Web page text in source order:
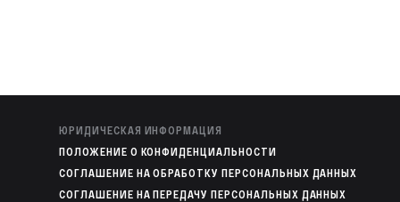
ЮРИДИЧЕСКАЯ ИНФОРМАЦИЯ
ПОЛОЖЕНИЕ О КОНФИДЕНЦИАЛЬНОСТИ
СОГЛАШЕНИЕ НА ОБРАБОТКУ ПЕРСОНАЛЬНЫХ ДАННЫХ
СОГЛАШЕНИЕ НА ПЕРЕДАЧУ ПЕРСОНАЛЬНЫХ ДАННЫХ